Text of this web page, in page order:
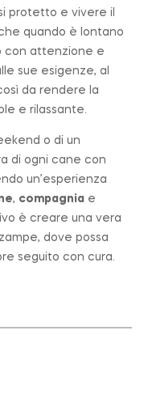
protetto e vivere il
quando è lontano
con attenzione e
sue esigenze, al
da rendere la
e rilassante.
o di un
di ogni cane con
un’esperienza
, compagnia e
è creare una vera
dove possa
seguito con cura.